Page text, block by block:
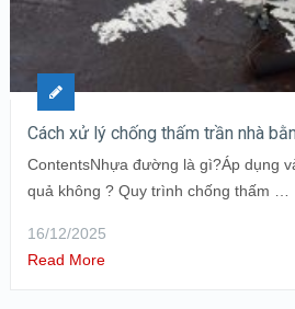
Cách xử lý chống thấm trần nhà
ContentsNhựa đường là gì?Áp dụng
quả không ? Quy trình chống thấm …
16/12/2025
Read More